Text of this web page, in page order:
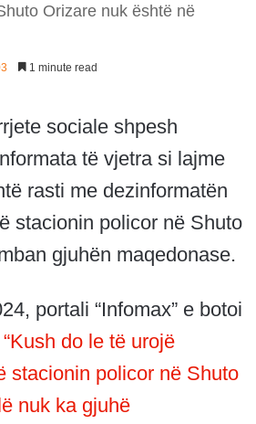
Orizare nuk është në
1 minute read
sociale shpesh
të vjetra si lajme
rasti me dezinformatën
stacionin policor në Shuto
gjuhën maqedonase.
portali “Infomax” e botoi
“Kush do le të urojë
stacionin policor në Shuto
nuk ka gjuhë